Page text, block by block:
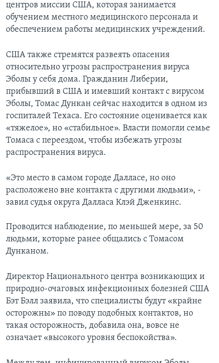
центров миссии США, которая занимается
обучением местного медицинского персонала и
обеспечением работы медицинских учреждений.
США также стремятся развеять опасения
относительно угрозы распространения вируса
Эболы у себя дома. Гражданин Либерии,
прибывший в США и имевший контакт с вирусом
Эболы, Томас Дункан сейчас находится в одном из
госпиталей Техаса. Его состояние оценивается как
«тяжелое», но «стабильное». Власти помогли семье
Томаса с переездом, чтобы избежать угрозы
распространения вируса.
«Это место в самом городе Далласе, но оно
расположено вне контакта с другими людьми», -
завил судья округа Далласа Клэй Дженкинс.
Проводится наблюдение, по меньшей мере, за 50
людьми, которые ранее общались с Томасом
Дунканом.
Директор Национального центра возникающих и
природно-очаговых инфекционных болезней США
Бэт Бэлл заявила, что специалисты будут «крайне
осторожны» по поводу подобных контактов, но
такая осторожность, добавила она, вовсе не
означает «высокого уровня беспокойства».